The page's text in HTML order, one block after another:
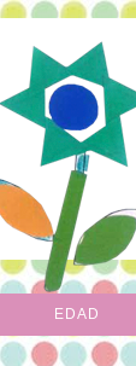
EDAD